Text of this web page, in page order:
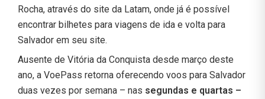
Rocha, através do site da Latam, onde já é possível
encontrar bilhetes para viagens de ida e volta para
Salvador em seu site.
Ausente de Vitória da Conquista desde março deste
ano, a VoePass retorna oferecendo voos para Salvador
duas vezes por semana – nas segundas e quartas –